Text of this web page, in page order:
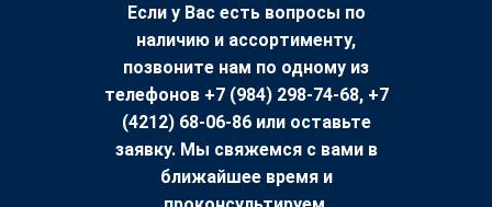
Если у Вас есть вопросы по
наличию и ассортименту,
позвоните нам по одному из
телефонов +7 (984) 298-74-68, +7
(4212) 68-06-86 или оставьте
заявку. Мы свяжемся с вами в
ближайшее время и